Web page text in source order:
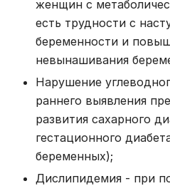
женщин с
есть трудности с
беременности и
невынашивания
Нарушение
раннего выявления
развития сахарного
гестационного
беременных);
Дислипидемия - при